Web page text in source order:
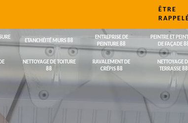
ÊTRE
ETANCHÉITÉ MURS 88
ENTREPRISE DE
PEINTURE 88
PEINTRE ET
DE FAÇADE
NETTOYAGE DE TOITURE
88
RAVALEMENT DE
CRÉPIS 88
NETTOYAGE
TERRASSE 88